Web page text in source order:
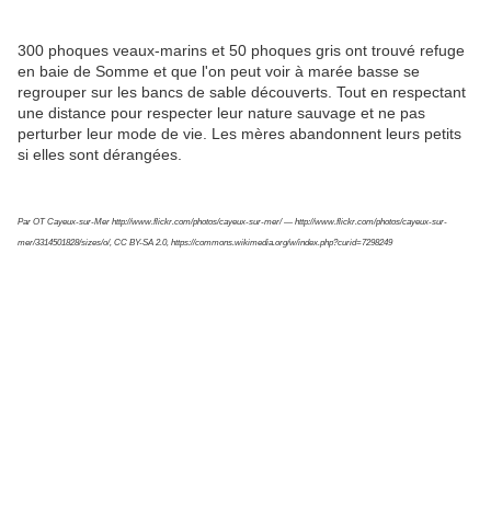
300 phoques veaux-marins et 50 phoques gris ont trouvé refuge
en baie de Somme et que l'on peut voir à marée basse se
regrouper sur les bancs de sable découverts. Tout en respectant
une distance pour respecter leur nature sauvage et ne pas
perturber leur mode de vie. Les mères abandonnent leurs petits
si elles sont dérangées.
Par OT Cayeux-sur-Mer http://www.flickr.com/photos/cayeux-sur-mer/ — http://www.flickr.com/photos/cayeux-sur-
mer/3314501828/sizes/o/, CC BY-SA 2.0, https://commons.wikimedia.org/w/index.php?curid=7298249